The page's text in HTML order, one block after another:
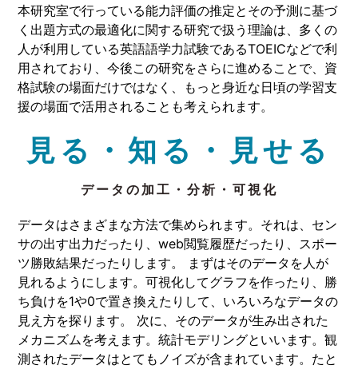
本研究室で行っている能力評価の推定とその予測に基づ
く出題方式の最適化に関する研究で扱う理論は、多くの
人が利用している英語語学力試験であるTOEICなどで利
用されており、今後この研究をさらに進めることで、資
格試験の場面だけではなく、もっと身近な日頃の学習支
援の場面で活用されることも考えられます。
見る・知る・見せる
データの加工・分析・可視化
データはさまざまな方法で集められます。それは、セン
サの出す出力だったり、web閲覧履歴だったり、スポー
ツ勝敗結果だったりします。 まずはそのデータを人が
見れるようにします。可視化してグラフを作ったり、勝
ち負けを1や0で置き換えたりして、いろいろなデータの
見え方を探ります。 次に、そのデータが生み出された
メカニズムを考えます。統計モデリングといいます。観
測されたデータはとてもノイズが含まれています。たと